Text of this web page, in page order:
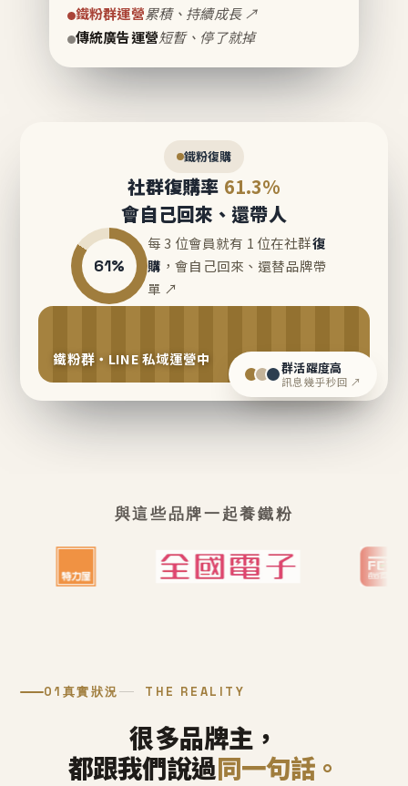
鐵粉群運營累積、持續成長 ↗
傳統廣告運營短暫、停了就掉
鐵粉復購
社群復購率 61.3%
會自己回來、還帶人
61%
每 3 位會員就有 1 位在社群復
購 ，會自己回來、還替品牌帶
單 ↗
鐵粉群・LINE 私域運營中 群活躍度高
訊息幾乎秒回 ↗
與這些品牌一起養鐵粉
01 真實狀況 THE REALITY
很多品牌主，
都跟我們說過同一句話。